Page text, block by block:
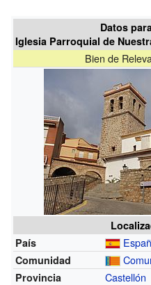
Datos
Iglesia Parroquial de
Bien de
País
Comunidad
Provincia Castellón